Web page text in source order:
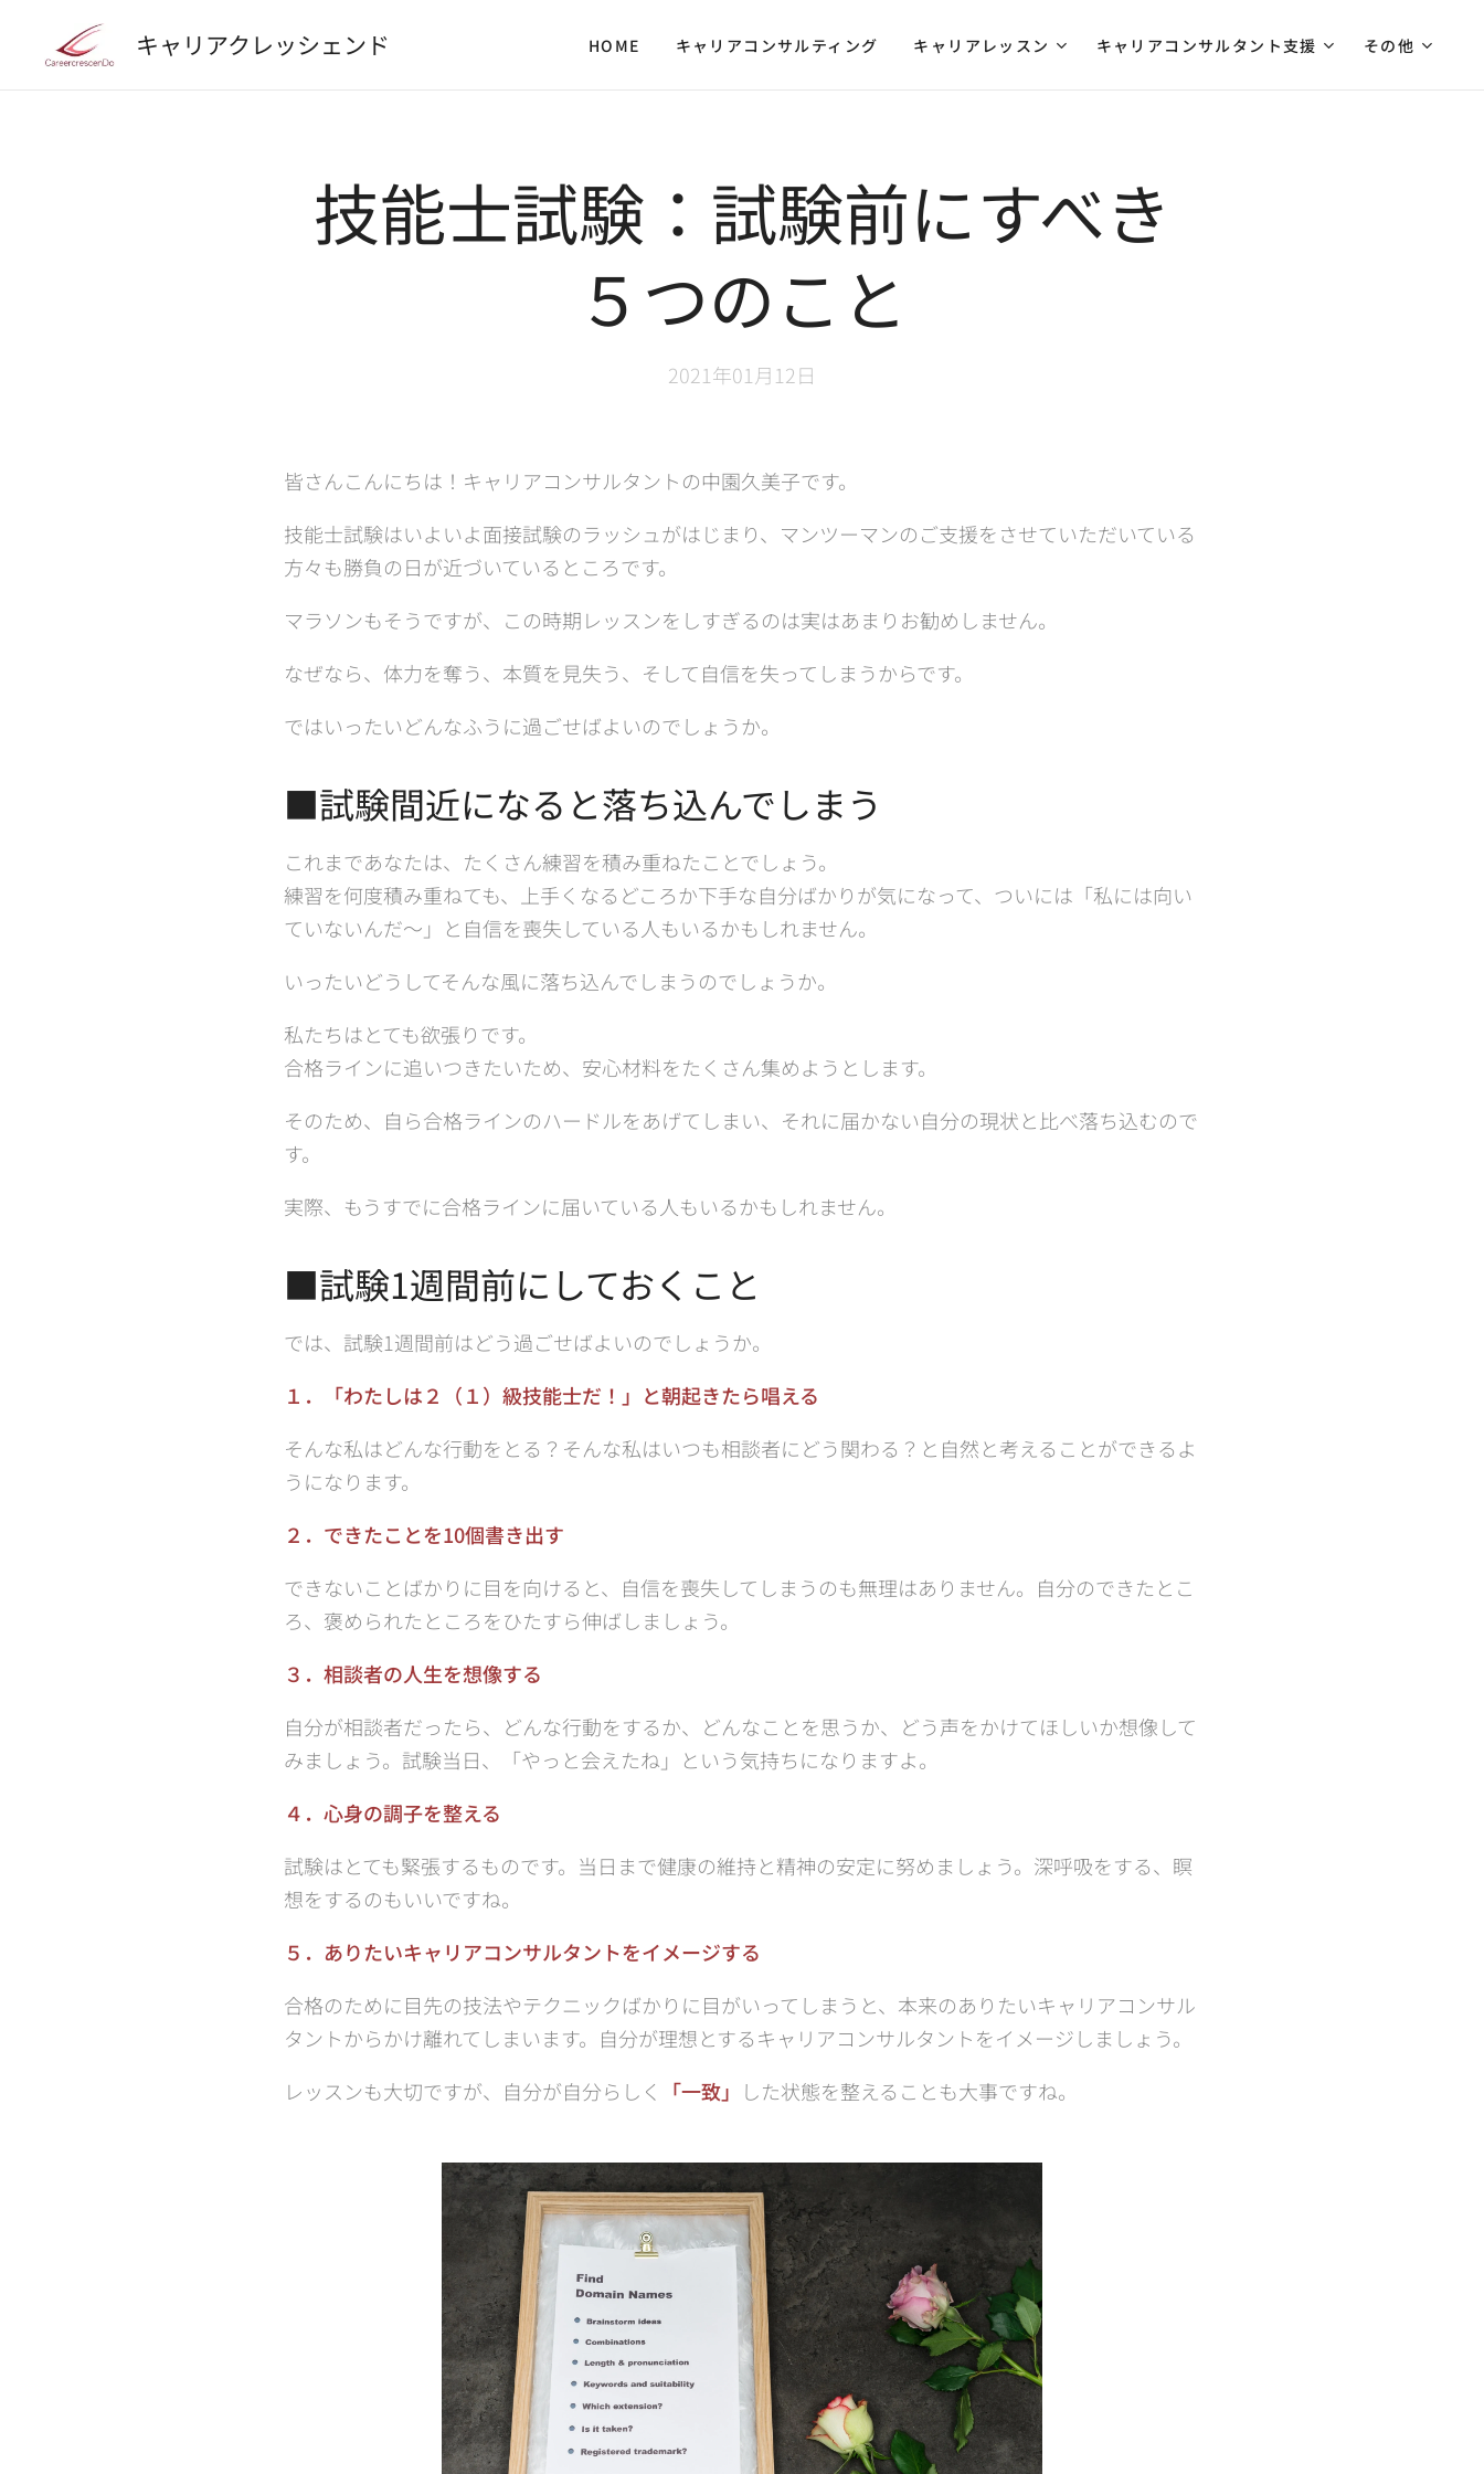
キャリアクレッシェンド HOME キャリアコンサルティング キャリアレッスン キャリアコンサルタント支援 その他
技能士試験：試験前にすべき
５つのこと
2021年01月12日
皆さんこんにちは！キャリアコンサルタントの中園久美子です。
技能士試験はいよいよ面接試験のラッシュがはじまり、マンツーマンのご支援をさせていただいている
方々も勝負の日が近づいているところです。
マラソンもそうですが、この時期レッスンをしすぎるのは実はあまりお勧めしません。
なぜなら、体力を奪う、本質を見失う、そして自信を失ってしまうからです。
ではいったいどんなふうに過ごせばよいのでしょうか。
■試験間近になると落ち込んでしまう
これまであなたは、たくさん練習を積み重ねたことでしょう。
練習を何度積み重ねても、上手くなるどころか下手な自分ばかりが気になって、ついには「私には向い
ていないんだ～」と自信を喪失している人もいるかもしれません。
いったいどうしてそんな風に落ち込んでしまうのでしょうか。
私たちはとても欲張りです。
合格ラインに追いつきたいため、安心材料をたくさん集めようとします。
そのため、自ら合格ラインのハードルをあげてしまい、それに届かない自分の現状と比べ落ち込むので
す。
実際、もうすでに合格ラインに届いている人もいるかもしれません。
■試験1週間前にしておくこと
では、試験1週間前はどう過ごせばよいのでしょうか。
１．「わたしは２（１）級技能士だ！」と朝起きたら唱える
そんな私はどんな行動をとる？そんな私はいつも相談者にどう関わる？と自然と考えることができるよ
うになります。
２．できたことを10個書き出す
できないことばかりに目を向けると、自信を喪失してしまうのも無理はありません。自分のできたとこ
ろ、褒められたところをひたすら伸ばしましょう。
３．相談者の人生を想像する
自分が相談者だったら、どんな行動をするか、どんなことを思うか、どう声をかけてほしいか想像して
みましょう。試験当日、「やっと会えたね」という気持ちになりますよ。
４．心身の調子を整える
試験はとても緊張するものです。当日まで健康の維持と精神の安定に努めましょう。深呼吸をする、瞑
想をするのもいいですね。
５．ありたいキャリアコンサルタントをイメージする
合格のために目先の技法やテクニックばかりに目がいってしまうと、本来のありたいキャリアコンサル
タントからかけ離れてしまいます。自分が理想とするキャリアコンサルタントをイメージしましょう。
レッスンも大切ですが、自分が自分らしく
「一致」 した状態を整えることも大事ですね。